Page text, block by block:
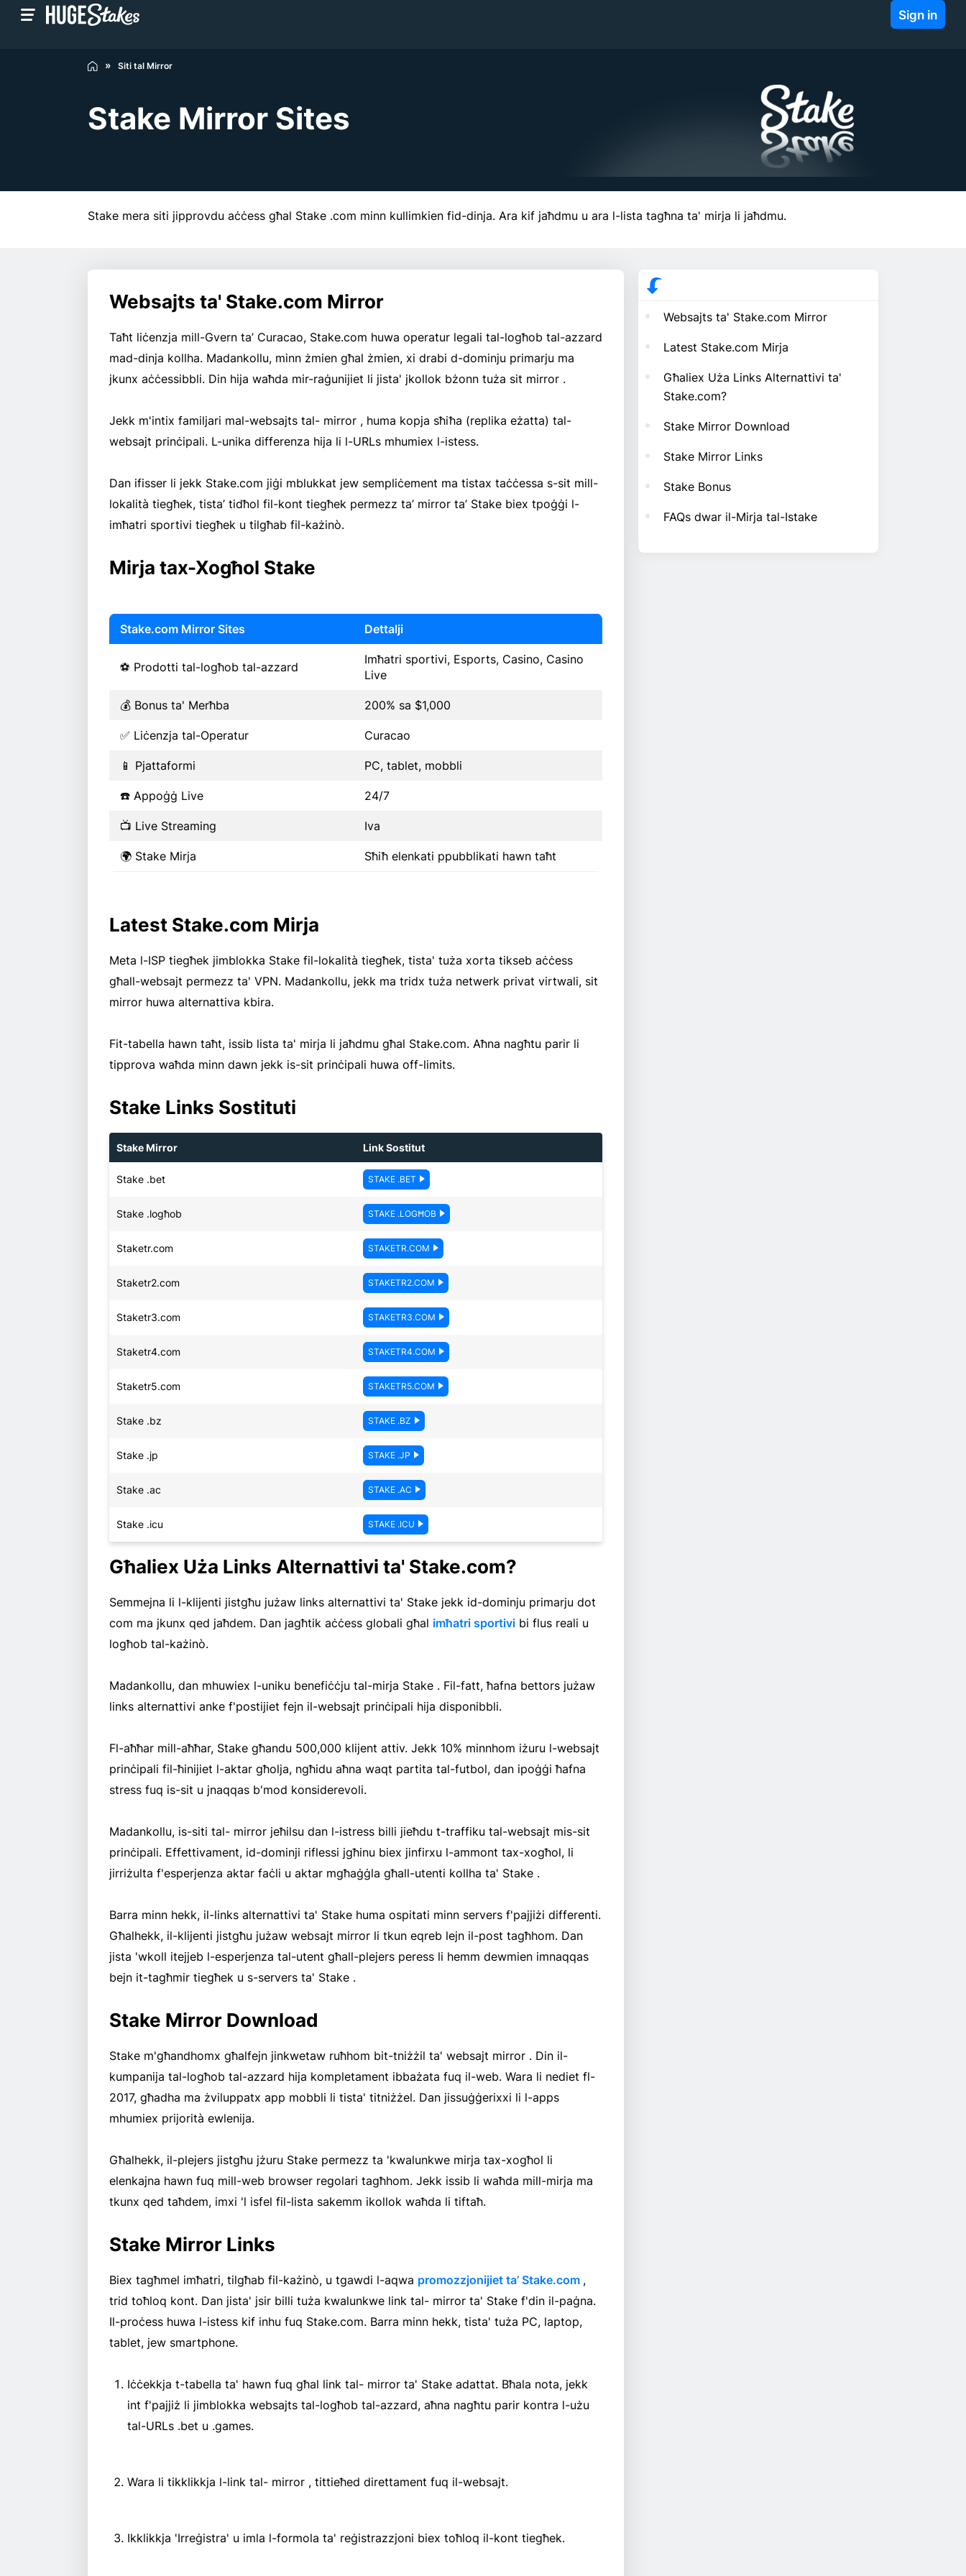
Sign in
Siti tal Mirror
Stake Mirror Sites
Stake mera siti jipprovdu aċċess għal Stake .com minn kullimkien fid-dinja. Ara kif jaħdmu u ara l-lista tagħna ta' mirja li jaħdmu.
Websajts ta' Stake.com Mirror
Taħt liċenzja mill-Gvern ta’ Curacao, Stake.com huwa operatur legali tal-logħob tal-azzard
mad-dinja kollha. Madankollu, minn żmien għal żmien, xi drabi d-dominju primarju ma
jkunx aċċessibbli. Din hija waħda mir-raġunijiet li jista' jkollok bżonn tuża sit mirror .
Jekk m'intix familjari mal-websajts tal- mirror , huma kopja sħiħa (replika eżatta) tal-
websajt prinċipali. L-unika differenza hija li l-URLs mhumiex l-istess.
Dan ifisser li jekk Stake.com jiġi mblukkat jew sempliċement ma tistax taċċessa s-sit mill-
lokalità tiegħek, tista’ tidħol fil-kont tiegħek permezz ta’ mirror ta’ Stake biex tpoġġi l-
imħatri sportivi tiegħek u tilgħab fil-każinò.
Mirja tax-Xogħol Stake
Stake.com Mirror Sites Dettalji
⚽ Prodotti tal-logħob tal-azzard
Imħatri sportivi, Esports, Casino, Casino
Live
💰 Bonus ta' Merħba 200% sa $1,000
✅ Liċenzja tal-Operatur Curacao
📱 Pjattaformi PC, tablet, mobbli
☎️ Appoġġ Live 24/7
📺 Live Streaming Iva
🌍 Stake Mirja Sħiħ elenkati ppubblikati hawn taħt
Latest Stake.com Mirja
Meta l-ISP tiegħek jimblokka Stake fil-lokalità tiegħek, tista' tuża xorta tikseb aċċess
għall-websajt permezz ta' VPN. Madankollu, jekk ma tridx tuża netwerk privat virtwali, sit
mirror huwa alternattiva kbira.
Fit-tabella hawn taħt, issib lista ta' mirja li jaħdmu għal Stake.com. Aħna nagħtu parir li
tipprova waħda minn dawn jekk is-sit prinċipali huwa off-limits.
Stake Links Sostituti
Stake Mirror Link Sostitut
Stake .bet STAKE .BET
Stake .logħob STAKE .LOGĦOB
Staketr.com STAKETR.COM
Staketr2.com STAKETR2.COM
Staketr3.com STAKETR3.COM
Staketr4.com STAKETR4.COM
Staketr5.com STAKETR5.COM
Stake .bz STAKE .BZ
Stake .jp STAKE .JP
Stake .ac STAKE .AC
Stake .icu STAKE .ICU
Għaliex Uża Links Alternattivi ta' Stake.com?
Semmejna li l-klijenti jistgħu jużaw links alternattivi ta' Stake jekk id-dominju primarju dot
com ma jkunx qed jaħdem. Dan jagħtik aċċess globali għal imħatri sportivi bi flus reali u
logħob tal-każinò.
Madankollu, dan mhuwiex l-uniku benefiċċju tal-mirja Stake . Fil-fatt, ħafna bettors jużaw
links alternattivi anke f'postijiet fejn il-websajt prinċipali hija disponibbli.
Fl-aħħar mill-aħħar, Stake għandu 500,000 klijent attiv. Jekk 10% minnhom iżuru l-websajt
prinċipali fil-ħinijiet l-aktar għolja, ngħidu aħna waqt partita tal-futbol, dan ipoġġi ħafna
stress fuq is-sit u jnaqqas b'mod konsiderevoli.
Madankollu, is-siti tal- mirror jeħilsu dan l-istress billi jieħdu t-traffiku tal-websajt mis-sit
prinċipali. Effettivament, id-dominji riflessi jgħinu biex jinfirxu l-ammont tax-xogħol, li
jirriżulta f'esperjenza aktar faċli u aktar mgħaġġla għall-utenti kollha ta' Stake .
Barra minn hekk, il-links alternattivi ta' Stake huma ospitati minn servers f'pajjiżi differenti.
Għalhekk, il-klijenti jistgħu jużaw websajt mirror li tkun eqreb lejn il-post tagħhom. Dan
jista 'wkoll itejjeb l-esperjenza tal-utent għall-plejers peress li hemm dewmien imnaqqas
bejn it-tagħmir tiegħek u s-servers ta' Stake .
Stake Mirror Download
Stake m'għandhomx għalfejn jinkwetaw ruħhom bit-tniżżil ta' websajt mirror . Din il-
kumpanija tal-logħob tal-azzard hija kompletament ibbażata fuq il-web. Wara li nediet fl-
2017, għadha ma żviluppatx app mobbli li tista' titniżżel. Dan jissuġġerixxi li l-apps
mhumiex prijorità ewlenija.
Għalhekk, il-plejers jistgħu jżuru Stake permezz ta 'kwalunkwe mirja tax-xogħol li
elenkajna hawn fuq mill-web browser regolari tagħhom. Jekk issib li waħda mill-mirja ma
tkunx qed taħdem, imxi 'l isfel fil-lista sakemm ikollok waħda li tiftaħ.
Stake Mirror Links
Biex tagħmel imħatri, tilgħab fil-każinò, u tgawdi l-aqwa promozzjonijiet ta’ Stake.com ,
trid toħloq kont. Dan jista' jsir billi tuża kwalunkwe link tal- mirror ta' Stake f'din il-paġna.
Il-proċess huwa l-istess kif inhu fuq Stake.com. Barra minn hekk, tista' tuża PC, laptop,
tablet, jew smartphone.
Iċċekkja t-tabella ta' hawn fuq għal link tal- mirror ta' Stake adattat. Bħala nota, jekk
int f'pajjiż li jimblokka websajts tal-logħob tal-azzard, aħna nagħtu parir kontra l-użu
tal-URLs .bet u .games.
Wara li tikklikkja l-link tal- mirror , tittieħed direttament fuq il-websajt.
Ikklikkja 'Irreġistra' u imla l-formola ta' reġistrazzjoni biex toħloq il-kont tiegħek.
Websajts ta' Stake.com Mirror
Latest Stake.com Mirja
Għaliex Uża Links Alternattivi ta'
Stake.com?
Stake Mirror Download
Stake Mirror Links
Stake Bonus
FAQs dwar il-Mirja tal-Istake